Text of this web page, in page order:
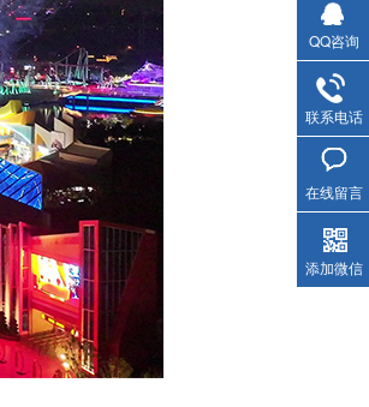
QQ咨询
联系电话
在线留言
添加微信